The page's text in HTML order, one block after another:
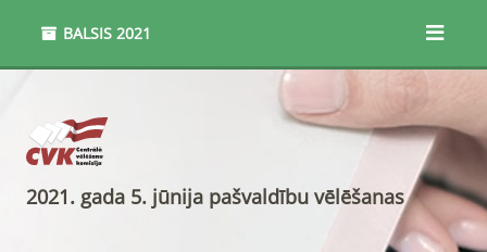
BALSIS 2021
2021. gada 5. jūnija pašvaldību vēlēšanas